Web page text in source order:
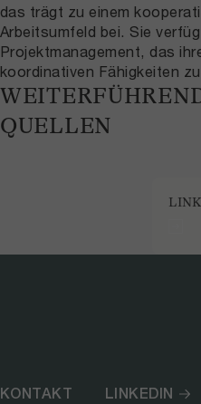
das trägt zu einem
Arbeitsumfeld bei. Sie
Projektmanagement, das
koordinativen Fähigkeiten
QUELLEN
KONTAKT
LINKEDIN